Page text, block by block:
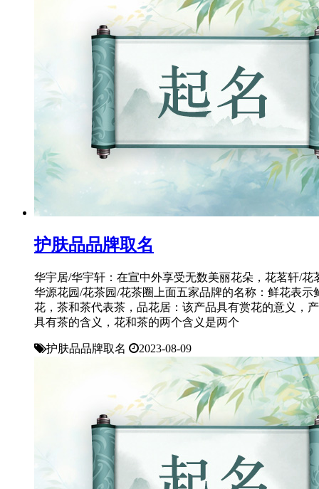
护肤品品牌取名
华宇居/华宇轩：在宣中外享受无数美丽花朵，花茗轩/花
华源花园/花茶园/花茶圈上面五家品牌的名称：鲜花表示
花，茶和茶代表茶，品花居：该产品具有赏花的意义，
具有茶的含义，花和茶的两个含义是两个
护肤品品牌取名 2023-08-09